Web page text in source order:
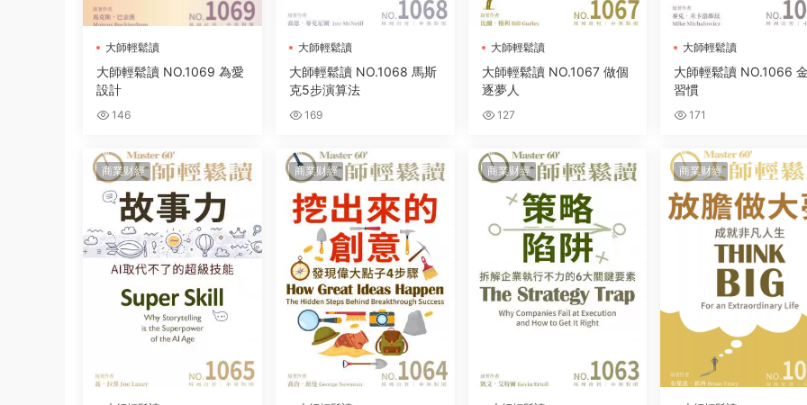
大師輕鬆讀
大師輕鬆讀 NO.1069 為愛
設計
146
大師輕鬆讀
大師輕鬆讀 NO.1068 馬斯
克5步演算法
169
大師輕鬆讀
大師輕鬆讀 NO.1067 做個
逐夢人
127
大師輕鬆讀
大師輕鬆讀 NO.1066
習慣
171
商業财經 商業财經 商業财經 商業财經